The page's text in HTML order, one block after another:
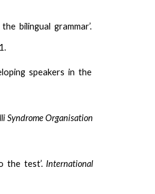
bilingual grammar’.
speakers in the
Syndrome Organisation
the test’. International